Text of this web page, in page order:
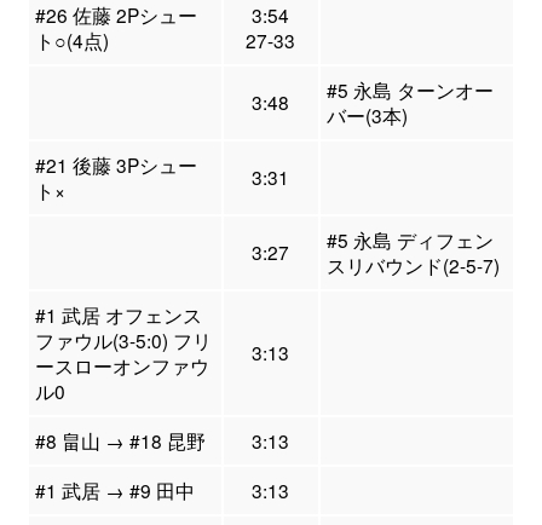
#26 佐藤 2Pシュー
ト○(4点)
3:54
27-33
3:48
#5 永島 ターンオー
バー(3本)
#21 後藤 3Pシュー
ト×
3:31
3:27
#5 永島 ディフェン
スリバウンド(2-5-7)
#1 武居 オフェンス
ファウル(3-5:0) フリ
ースローオンファウ
ル0
3:13
#8 畠山 → #18 昆野
3:13
#1 武居 → #9 田中
3:13